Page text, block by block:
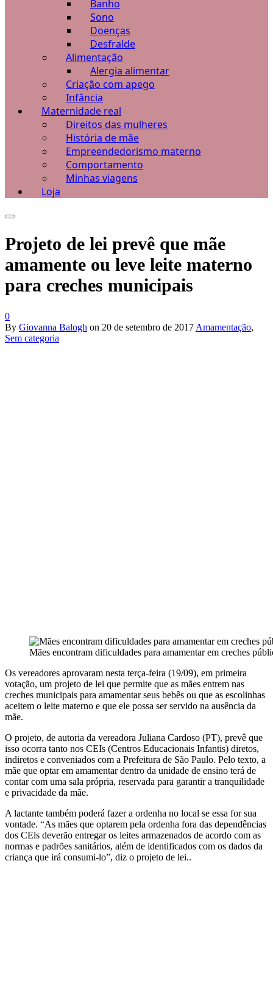
Banho
Sono
Doenças
Desfralde
Alimentação
Alergia alimentar
Criação com apego
Infância
Maternidade real
Direitos das mulheres
História de mãe
Empreendedorismo materno
Comportamento
Minhas viagens
Loja
Projeto de lei prevê que mãe
amamente ou leve leite materno
para creches municipais
0
By Giovanna Balogh on 20 de setembro de 2017 Amamentação,
Sem categoria
Mães encontram dificuldades para amamentar em creches
Os vereadores aprovaram nesta terça-feira (19/09), em primeira
votação, um projeto de lei que permite que as mães entrem nas
creches municipais para amamentar seus bebês ou que as escolinhas
aceitem o leite materno e que ele possa ser servido na ausência da
mãe.
O projeto, de autoria da vereadora Juliana Cardoso (PT), prevê que
isso ocorra tanto nos CEIs (Centros Educacionais Infantis) diretos,
indiretos e conveniados com a Prefeitura de São Paulo. Pelo texto, a
mãe que optar em amamentar dentro da unidade de ensino terá de
contar com uma sala própria, reservada para garantir a tranquilidade
e privacidade da mãe.
A lactante também poderá fazer a ordenha no local se essa for sua
vontade. “As mães que optarem pela ordenha fora das dependências
dos CEls deverão entregar os leites armazenados de acordo com as
normas e padrões sanitários, além de identificados com os dados da
criança que irá consumi-lo”, diz o projeto de lei..